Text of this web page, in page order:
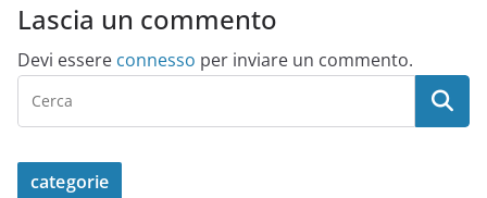
Lascia un commento
Devi essere connesso per inviare un commento.
categorie